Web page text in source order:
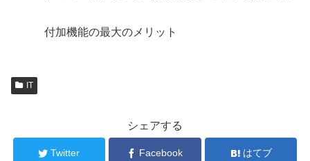
付加機能の最大のメリット
IT
シェアする
Twitter Facebook はてブ